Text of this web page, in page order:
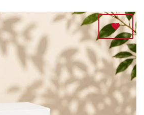
Adaugă
la lista
dorințe